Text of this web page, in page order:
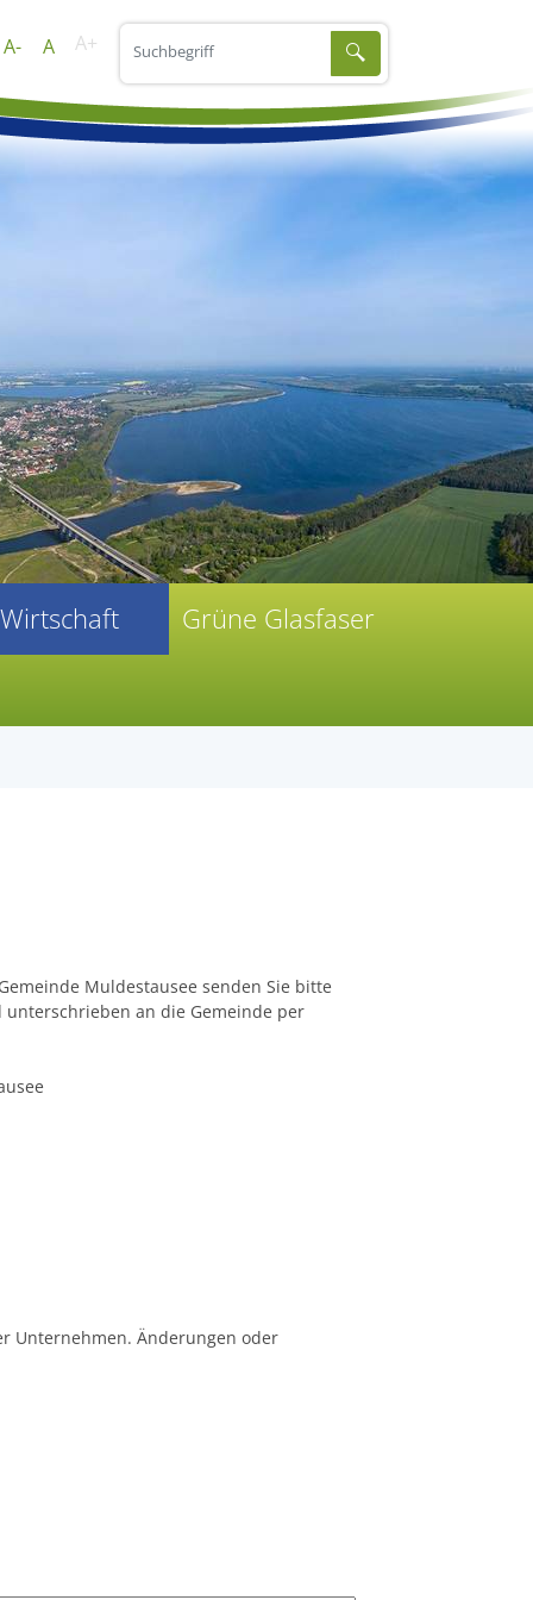
A- A A+
Wirtschaft Grüne Glasfaser
Muldestausee senden Sie bitte
an die Gemeinde per
Unternehmen. Änderungen oder